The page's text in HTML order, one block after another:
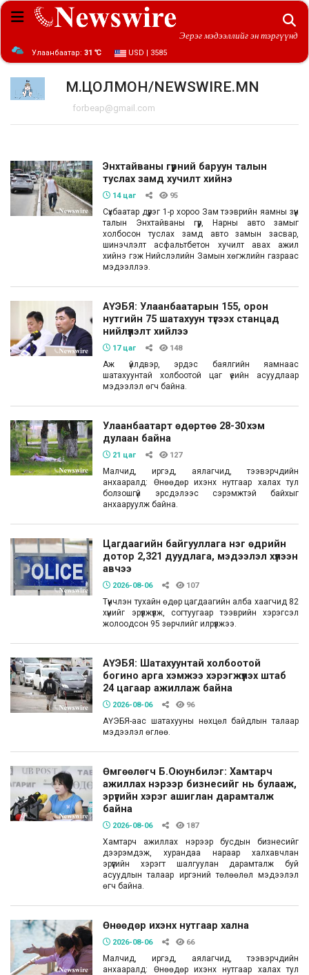
Эерэг мэдээллийг эн тэргүүнд
Улаанбаатар: 31 ℃ USD | 3585
М.ЦОЛМОН/NEWSWIRE.MN
forbeap@gmail.com
Энхтайваны гүүрний баруун талын
туслах замд хучилт хийнэ
14 цаг 95
Сүхбаатар дүүрэг 1-р хороо Зам тээврийн яамны зүүн
талын Энхтайваны гүүр, Нарны авто замыг
холбосон туслах замд авто замын засвар,
шинэчлэлт асфальтбетон хучилт авах ажил
хийнэ гэж Нийслэлийн Замын хөгжлийн газраас
мэдээллээ.
АҮЭБЯ: Улаанбаатарын 155, орон
нутгийн 75 шатахуун түгээх станцад
нийлүүлэлт хийлээ
17 цаг 148
Аж үйлдвэр, эрдэс баялгийн яамнаас
шатахуунтай холбоотой цаг үеийн асуудлаар
мэдээлэл өгч байна.
Улаанбаатарт өдөртөө 28-30 хэм
дулаан байна
21 цаг 127
Малчид, иргэд, аялагчид, тээвэрчдийн
анхааралд: Өнөөдөр ихэнх нутгаар халах тул
болзошгүй эрсдэлээс сэрэмжтэй байхыг
анхааруулж байна.
Цагдаагийн байгууллага нэг өдрийн
дотор 2,321 дуудлага, мэдээлэл хүлээн
авчээ
2026-08-06 107
Түүнчлэн тухайн өдөр цагдаагийн алба хаагчид 82
хүнийг эрүүлжүүлж, согтуугаар тээврийн хэрэгсэл
жолоодсон 95 зөрчлийг илрүүлжээ.
АҮЭБЯ: Шатахуунтай холбоотой
богино арга хэмжээ хэрэгжүүлэх штаб
24 цагаар ажиллаж байна
2026-08-06 96
АҮЭБЯ-аас шатахууны нөхцөл байдлын талаар
мэдээлэл өглөө.
Өмгөөлөгч Б.Оюунбилэг: Хамтарч
ажиллах нэрээр бизнесийг нь булааж,
эрүүгийн хэрэг ашиглан дарамталж
байна
2026-08-06 187
Хамтарч ажиллах нэрээр бусдын бизнесийг
дээрэмдэж, хурандаа нараар халхавчлан
эрүүгийн хэрэгт шалгуулан дарамталж буй
асуудлын талаар иргэний төлөөлөл мэдээлэл
өгч байна.
Өнөөдөр ихэнх нутгаар хална
2026-08-06 66
Малчид, иргэд, аялагчид, тээвэрчдийн
анхааралд: Өнөөдөр ихэнх нутгаар халах тул